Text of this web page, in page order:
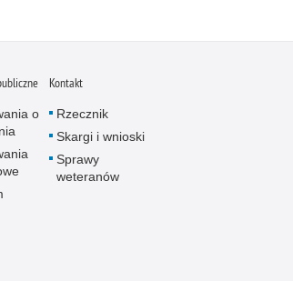
Napady na tiry
Nielegalny handel farmaceutykami
Nietrzeźwi kierujący
Nietrzeźwi opiekunowie
o
Kontakt
Rzecznik
Skargi i wnioski
Sprawy
weteranów